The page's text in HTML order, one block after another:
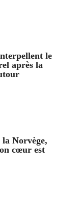
le
après la
Norvège,
cœur est